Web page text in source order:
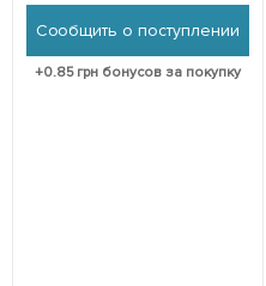
Сообщить о поступлении
+0.85грн бонусов за покупку